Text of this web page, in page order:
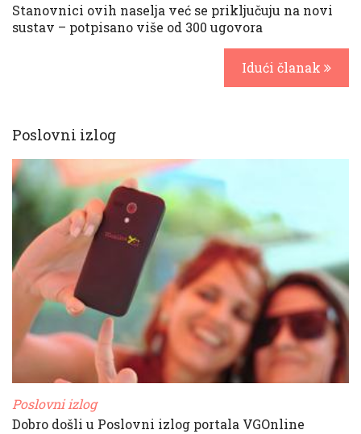
Stanovnici ovih naselja već se priključuju na novi
sustav – potpisano više od 300 ugovora
Idući članak
Poslovni izlog
Poslovni izlog
Dobro došli u Poslovni izlog portala VGOnline